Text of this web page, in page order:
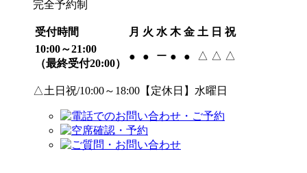
完全予約制
受付時間 月 火 水 木 金 土 日 祝
10:00～21:00
（最終受付20:00）
● ● ー ● ● △ △ △
△土日祝/10:00～18:00【定休日】水曜日